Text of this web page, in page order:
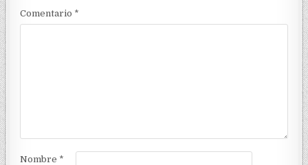
Comentario *
Nombre *